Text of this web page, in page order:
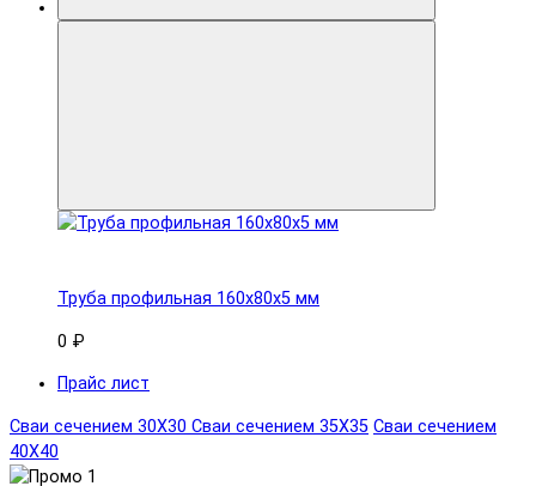
Труба профильная 160x80х5 мм
0 ₽
Прайс лист
Сваи сечением 30Х30 Сваи сечением 35Х35 Сваи сечением
40Х40